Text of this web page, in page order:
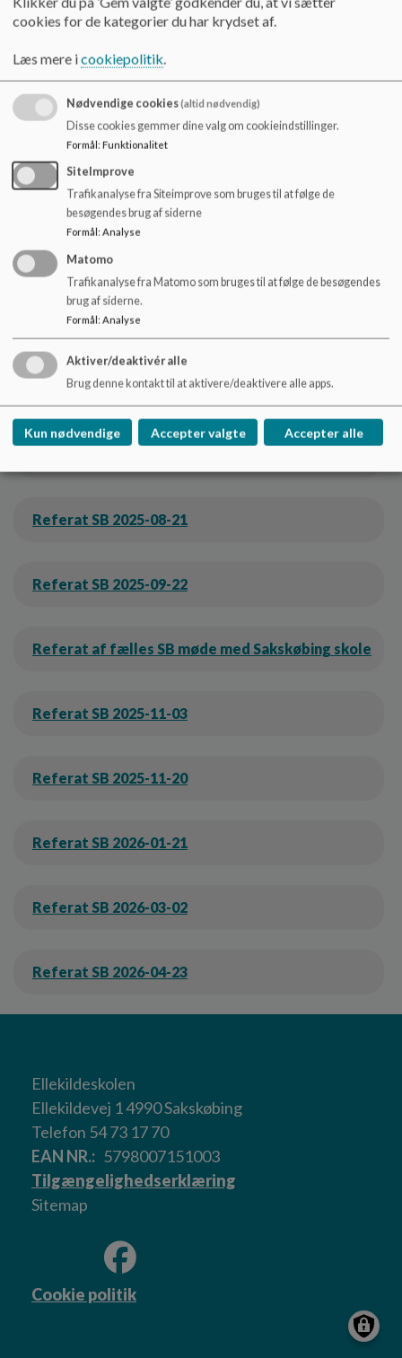
Referat SB 2024-11-26
Referat SB 2024-12-11
Referat SB 2025-01-29
Referat SB 2025-02-25
Referat SB 2025-03-26
Referat SB 2025-05-12
Referat SB 2025-08-21
Referat SB 2025-09-22
Referat af fælles SB møde med Sakskøbing skole
Referat SB 2025-11-03
Referat SB 2025-11-20
Referat SB 2026-01-21
Referat SB 2026-03-02
Referat SB 2026-04-23
Ellekildeskolen
Ellekildevej 1 4990 Sakskøbing
Telefon 54 73 17 70
EAN NR.
5798007151003
Tilgængelighedserklæring
Sitemap
Cookie politik
cookies for de kategorier du har krydset af.
Læs mere icookiepolitik.
Nødvendige cookies(altid nødvendig)
Disse cookies gemmer dine valg om cookieindstillinger.
Formål: Funktionalitet
SiteImprove
Trafikanalyse fra Siteimprove som bruges til at følge de
besøgendes brug af siderne
Formål : Analyse
Matomo
Trafikanalyse fra Matomo som bruges til at følge de besøgendes
brug af siderne.
Formål: Analyse
Aktiver/deaktivér alle
Brug denne kontakt til at aktivere/deaktivere alle apps.
Kun nødvendige Accepter valgte Accepter alle